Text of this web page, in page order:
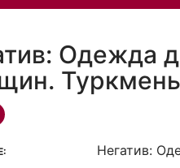
Одежда
Негатив: